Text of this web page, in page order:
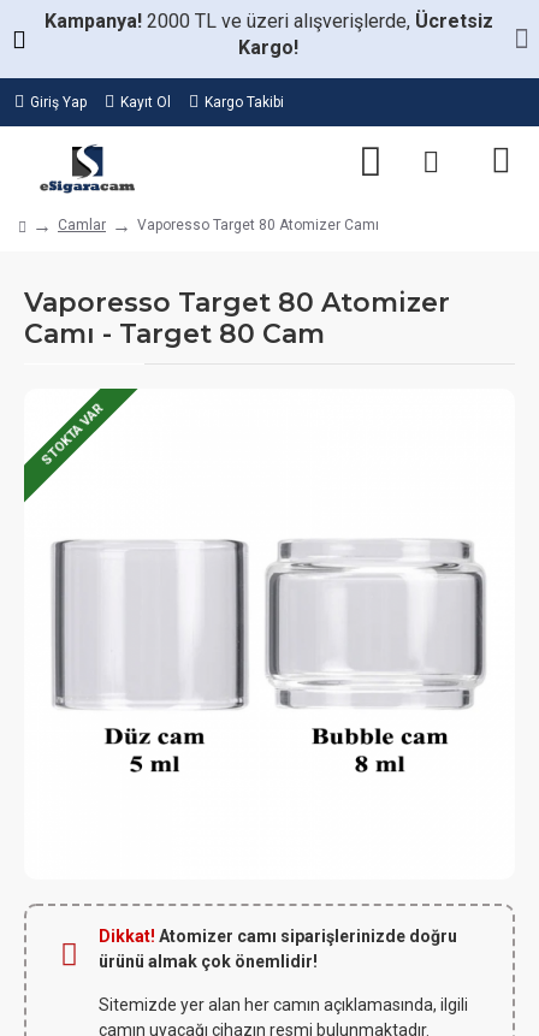
Kampanya! 2000 TL ve üzeri alışverişlerde, Ücretsiz
Kargo!
Giriş Yap Kayıt Ol Kargo Takibi
Camlar Vaporesso Target 80 Atomizer Camı
Vaporesso Target 80 Atomizer
Camı - Target 80 Cam
STOKTA VAR
Dikkat! Atomizer camı siparişlerinizde doğru
ürünü almak çok önemlidir!
Sitemizde yer alan her camın açıklamasında, ilgili
camın uyacağı cihazın resmi bulunmaktadır.